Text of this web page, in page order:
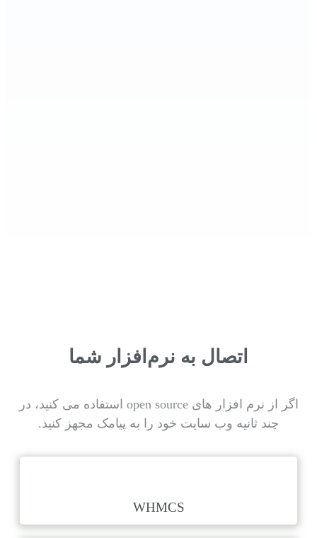
اتصال به نرم‌افزار شما
اگر از نرم افزار های open source استفاده می کنید، در
چند ثانیه وب سایت خود را به پیامک مجهز کنید.
WHMCS